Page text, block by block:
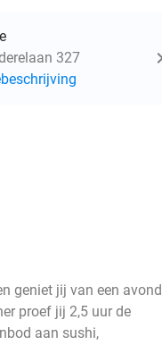
327
geniet jij van een avond
proef jij 2,5 uur de
aan sushi,